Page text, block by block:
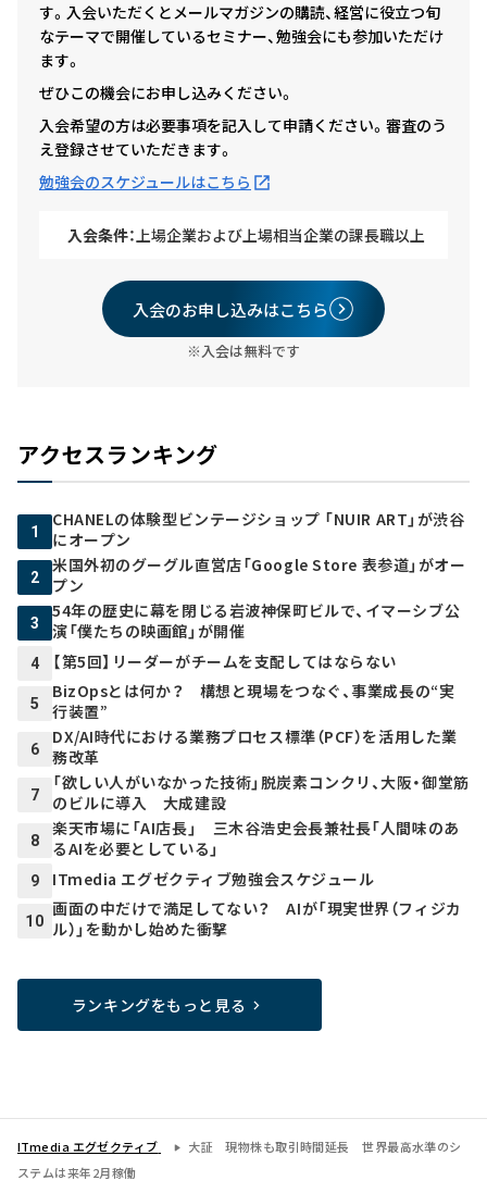
す。入会いただくとメールマガジンの購読、経営に役立つ旬
なテーマで開催しているセミナー、勉強会にも参加いただけ
ます。
ぜひこの機会にお申し込みください。
入会希望の方は必要事項を記入して申請ください。審査のう
え登録させていただきます。
勉強会のスケジュールはこちら
入会条件：上場企業および上場相当企業の課長職以上
入会のお申し込みはこちら
※入会は無料です
アクセスランキング
1
CHANELの体験型ビンテージショップ 「NUIR ART」が渋谷
にオープン
2
米国外初のグーグル直営店「Google Store 表参道」がオー
プン
3
54年の歴史に幕を閉じる岩波神保町ビルで、イマーシブ公
演「僕たちの映画館」が開催
4 【第5回】リーダーがチームを支配してはならない
5
BizOpsとは何か？ 構想と現場をつなぐ、事業成長の“実
行装置”
6
DX/AI時代における業務プロセス標準（PCF）を活用した業
務改革
7
「欲しい人がいなかった技術」脱炭素コンクリ、大阪・御堂筋
のビルに導入 大成建設
8
楽天市場に「AI店長」 三木谷浩史会長兼社長「人間味のあ
るAIを必要としている」
9 ITmedia エグゼクティブ勉強会スケジュール
10
画面の中だけで満足してない？ AIが「現実世界（フィジカ
ル）」を動かし始めた衝撃
ランキングをもっと見る
ITmedia エグゼクティブ
大証 現物株も取引時間延長 世界最高水準のシ
ステムは来年2月稼働